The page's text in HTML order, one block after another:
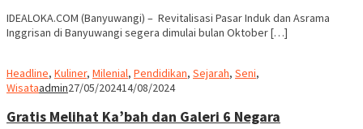
IDEALOKA.COM (Banyuwangi) – Revitalisasi Pasar Induk dan Asrama
Inggrisan di Banyuwangi segera dimulai bulan Oktober […]
Headline, Kuliner, Milenial, Pendidikan, Sejarah, Seni,
Wisataadmin27/05/202414/08/2024
Gratis Melihat Ka’bah dan Galeri 6 Negara